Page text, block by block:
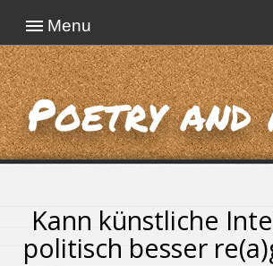
Menu
Poetry and
Kann künstliche
politisch besser